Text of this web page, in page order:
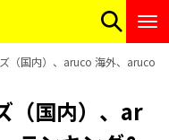
（国内）、aruco 海外、aruco
（国内）、ar